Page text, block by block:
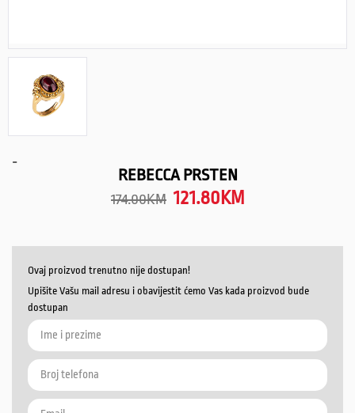
-
REBECCA PRSTEN
174.00KM 121.80 KM
Ovaj proizvod trenutno nije dostupan!
Upišite Vašu mail adresu i obavijestit ćemo Vas kada proizvod bude
dostupan